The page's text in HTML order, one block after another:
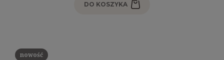
DO KOSZYKA
nowość